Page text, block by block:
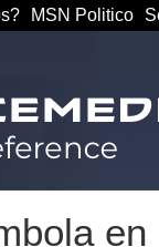
MSN Politico
en